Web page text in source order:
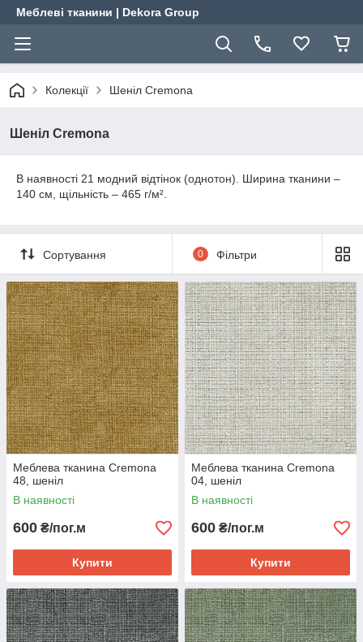
Меблеві тканини | Dekora Group
Колекції Шеніл Cremona
Шеніл Cremona
В наявності 21 модний відтінок (однотон). Ширина тканини –
140 см, щільність – 465 г/м².
Сортування 0 Фільтри
Меблева тканина Cremona
48, шеніл
В наявності
600 ₴/пог.м
Купити
Меблева тканина Cremona
04, шеніл
В наявності
600 ₴/пог.м
Купити